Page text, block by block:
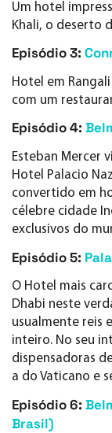
Um hotel
Khali, o deserto
Episódio 3:
Hotel em
com um
Episódio 4:
Esteban Mercer
Hotel Palacio
convertido em
célebre cidade
exclusivos do
Episódio 5:
O Hotel mais
Dhabi neste
usualmente reis
inteiro. No seu
dispensadoras
a do Vaticano e
Episódio 6:
Brasil)